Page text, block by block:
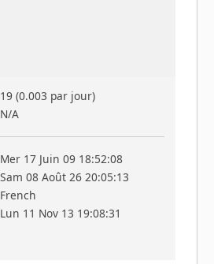
19 (0.003 par jour)
N/A
Mer 17 Juin 09 18:52:08
Sam 08 Août 26 20:05:13
French
Lun 11 Nov 13 19:08:31